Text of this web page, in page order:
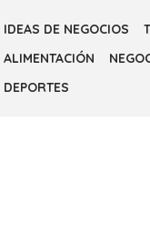
IDEAS DE NEGOCIOS
ALIMENTACIÓN
DEPORTES